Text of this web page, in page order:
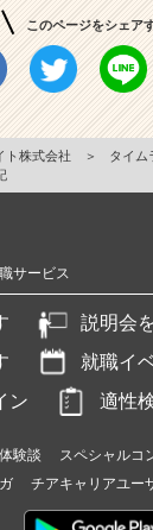
このページをシェア
ト株式会社 ＞ タイム
サービス
説明会
就職イ
ン
適性
験談 スペシャルコ
チアキャリアユー